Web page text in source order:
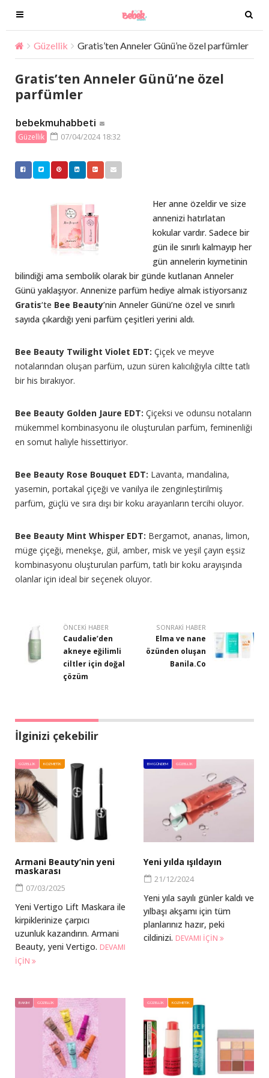
T
o
g
g
e
n
v
i
g
T
o
g
g
i
n
Güzellik Gratis’ten Anneler Günü’ne özel parfümler
Gratis’ten Anneler Günü’ne özel
parfümler
bebekmuhabbeti
Güzellik 07/04/2024 18:32
Her anne özeldir ve size
annenizi hatırlatan
kokular vardır. Sadece bir
gün ile sınırlı kalmayıp her
gün annelerin kıymetinin
bilindiği ama sembolik olarak bir günde kutlanan Anneler
Günü yaklaşıyor. Annenize parfüm hediye almak istiyorsanız
Gratis‘te Bee Beauty’nin Anneler Günü’ne özel ve sınırlı
sayıda çıkardığı yeni parfüm çeşitleri yerini aldı.
Bee Beauty Twilight Violet EDT: Çiçek ve meyve
notalarından oluşan parfüm, uzun süren kalıcılığıyla ciltte tatlı
bir his bırakıyor.
Bee Beauty Golden Jaure EDT: Çiçeksi ve odunsu notaların
mükemmel kombinasyonu ile oluşturulan parfüm, feminenliği
en somut haliyle hissettiriyor.
Bee Beauty Rose Bouquet EDT: Lavanta, mandalina,
yasemin, portakal çiçeği ve vanilya ile zenginleştirilmiş
parfüm, güçlü ve sıra dışı bir koku arayanların tercihi oluyor.
Bee Beauty Mint Whisper EDT: Bergamot, ananas, limon,
müge çiçeği, menekşe, gül, amber, misk ve yeşil çayın eşsiz
kombinasyonu oluşturulan parfüm, tatlı bir koku arayışında
olanlar için ideal bir seçenek oluyor.
ÖNCEKI HABER
Caudalie’den
akneye eğilimli
ciltler için doğal
çözüm
SONRAKI HABER
Elma ve nane
özünden oluşan
Banila.Co
İlginizi çekebilir
GÜZELLIK KOZMETIK
Armani Beauty’nin yeni
maskarası
07/03/2025
Yeni Vertigo Lift Maskara ile
kirpiklerinize çarpıcı
uzunluk kazandırın. Armani
Beauty, yeni Vertigo. DEVAMI
IÇIN
BM GÜNDEM GÜZELLIK
Yeni yılda ışıldayın
21/12/2024
Yeni yıla sayılı günler kaldı ve
yılbaşı akşamı için tüm
planlarınız hazır, peki
cildinizi. DEVAMI IÇIN
BAKIM GÜZELLIK GÜZELLIK KOZMETIK